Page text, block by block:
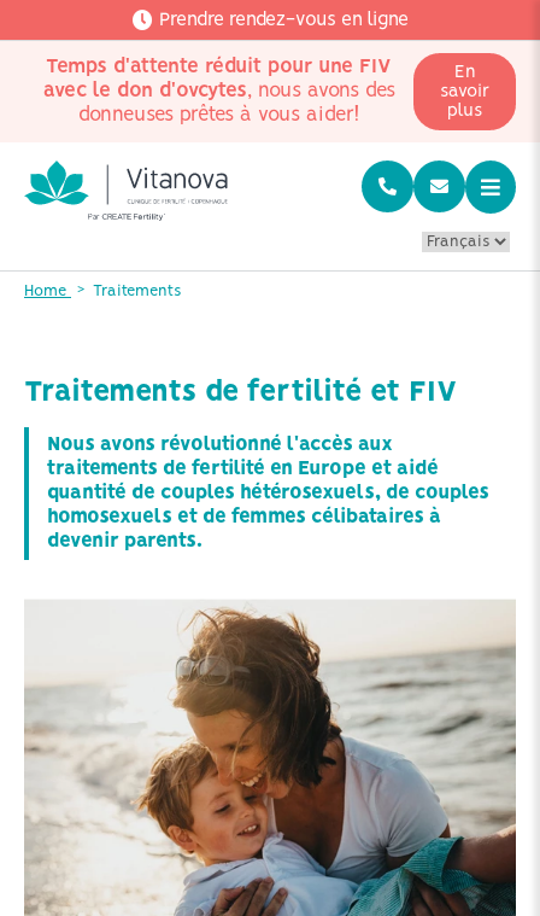
Prendre rendez-vous en ligne
Temps d'attente réduit pour une FIV
avec le don d'ovcytes, nous avons des
donneuses prêtes à vous aider!
En
savoir
plus
Home Traitements
Traitements de fertilité et FIV
Nous avons révolutionné l'accès aux
traitements de fertilité en Europe et aidé
quantité de couples hétérosexuels, de couples
homosexuels et de femmes célibataires à
devenir parents.